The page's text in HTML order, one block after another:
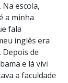
escola,
a minha
fala
inglês era
de
e lá vivi
a faculdade